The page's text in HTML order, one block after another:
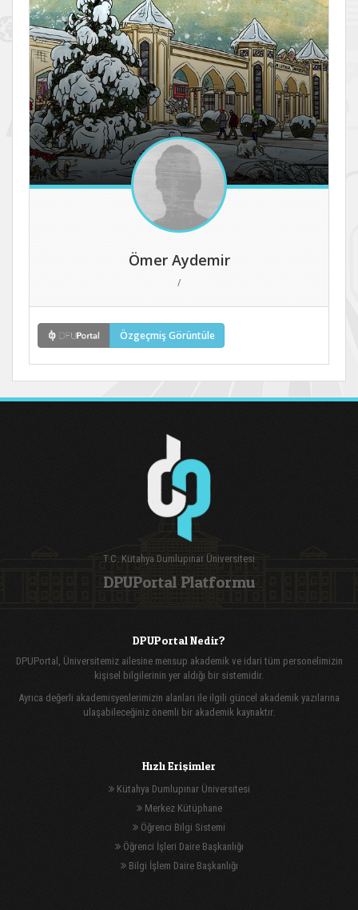
Ömer Aydemir
/
Özgeçmiş Görüntüle
T.C. Kütahya Dumlupınar Üniversitesi
DPUPortal Platformu
DPUPortal Nedir?
DPUPortal, Üniversitemiz ailesine mensup akademik ve idari tüm personelimizin
kişisel bilgilerinin yer aldığı bir sistemidir.
Ayrıca değerli akademisyenlerimizin alanları ile ilgili güncel akademik yazılarına
ulaşabileceğiniz önemli bir akademik kaynaktır.
Hızlı Erişimler
Kütahya Dumlupınar Üniversitesi
Merkez Kütüphane
Öğrenci Bilgi Sistemi
Öğrenci İşleri Daire Başkanlığı
Bilgi İşlem Daire Başkanlığı